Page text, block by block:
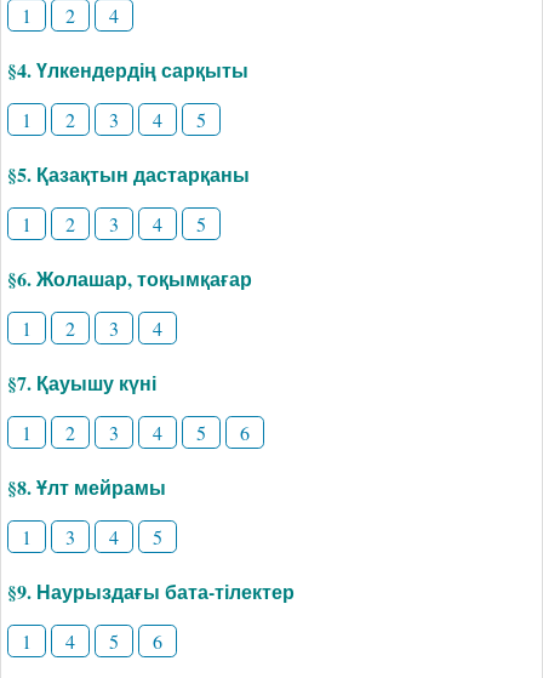
1 2 4
§4. Үлкендердің сарқыты
1 2 3 4 5
§5. Қазақтын дастарқаны
1 2 3 4 5
§6. Жолашар, тоқымқағар
1 2 3 4
§7. Қауышу күні
1 2 3 4 5 6
§8. Ұлт мейрамы
1 3 4 5
§9. Наурыздағы бата-тілектер
1 4 5 6